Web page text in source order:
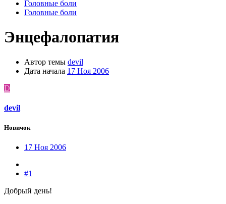
Головные боли
Головные боли
Энцефалопатия
Автор темы devil
Дата начала 17 Ноя 2006
D
devil
Новичок
17 Ноя 2006
#1
Добрый день!